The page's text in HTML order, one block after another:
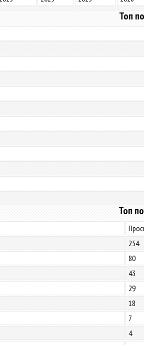
Топ
Топ
254
80
43
29
18
7
4